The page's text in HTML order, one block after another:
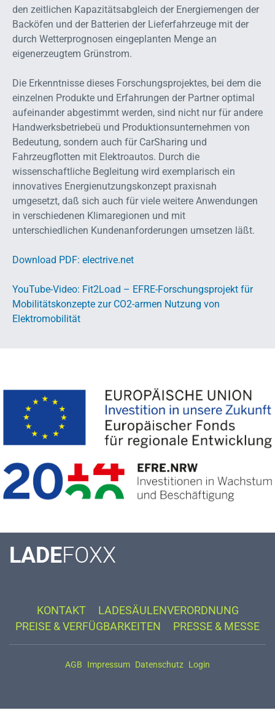
den zeitlichen Kapazitätsabgleich der Energiemengen der
Backöfen und der Batterien der Lieferfahrzeuge mit der
durch Wetterprognosen eingeplanten Menge an
eigenerzeugtem Grünstrom.
Die Erkenntnisse dieses Forschungsprojektes, bei dem die
einzelnen Produkte und Erfahrungen der Partner optimal
aufeinander abgestimmt werden, sind nicht nur für andere
Handwerksbetriebeü und Produktionsunternehmen von
Bedeutung, sondern auch für CarSharing und
Fahrzeugflotten mit Elektroautos. Durch die
wissenschaftliche Begleitung wird exemplarisch ein
innovatives Energienutzungskonzept praxisnah
umgesetzt, daß sich auch für viele weitere Anwendungen
in verschiedenen Klimaregionen und mit
unterschiedlichen Kundenanforderungen umsetzen läßt.
Download PDF: electrive.net
YouTube-Video: Fit2Load – EFRE-Forschungsprojekt für
Mobilitätskonzepte zur CO2-armen Nutzung von
Elektromobilität
LADEFOXX
KONTAKT
LADESÄULENVERORDNUNG
PREISE & VERFÜGBARKEITEN
PRESSE & MESSE
AGB Impressum Datenschutz Login